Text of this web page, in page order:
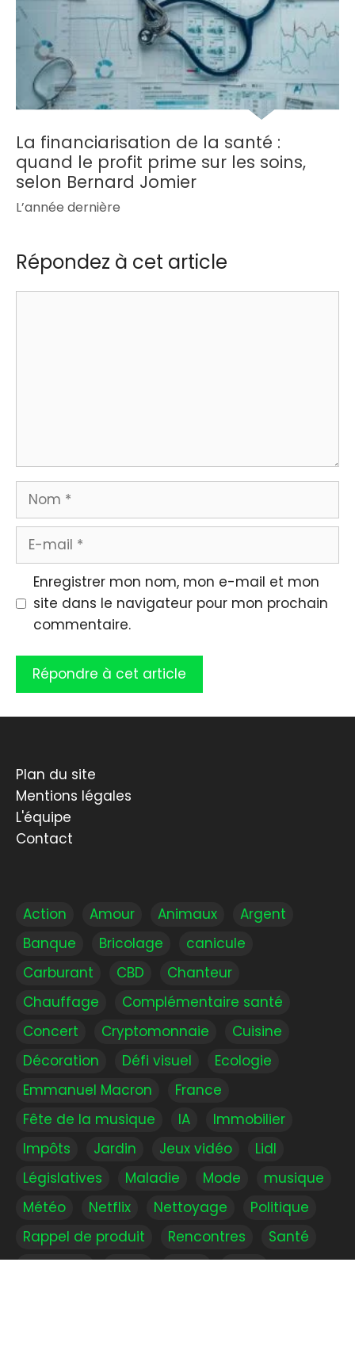
La financiarisation de la santé :
quand le profit prime sur les soins,
selon Bernard Jomier
L’année dernière
Répondez à cet article
Nom
Enregistrer mon nom, mon e-mail et mon
site dans le navigateur pour mon prochain
commentaire.
Plan du site
Mentions légales
L'équipe
Contact
Action Amour Animaux
Argent
Banque
Bricolage
canicule
Carburant
CBD
Chanteur
Chauffage
Complémentaire santé
Concert
Cryptomonnaie
Cuisine
Décoration
Défi visuel
Ecologie
Emmanuel Macron
France
Fête de la musique
IA
Immobilier
Impôts
Jardin Jeux vidéo
Lidl
Législatives
Maladie Mode
musique
Météo
Netflix Nettoyage
Politique
Rappel de produit
Rencontres
Santé
Shopping
Soins Sport
Série